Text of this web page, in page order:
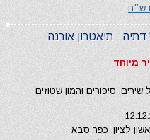
- תיאטרון אורנה
מיוחד
סיפורים והמון שטוזים
לציון, כפר סבא